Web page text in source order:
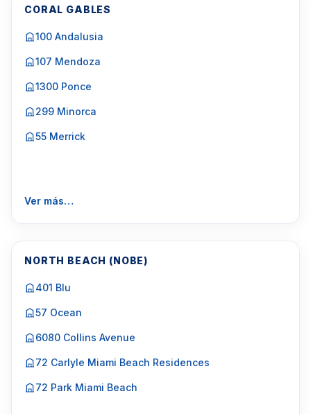
CORAL GABLES
100 Andalusia
107 Mendoza
1300 Ponce
299 Minorca
55 Merrick
Ver más…
NORTH BEACH (NOBE)
401 Blu
57 Ocean
6080 Collins Avenue
72 Carlyle Miami Beach Residences
72 Park Miami Beach